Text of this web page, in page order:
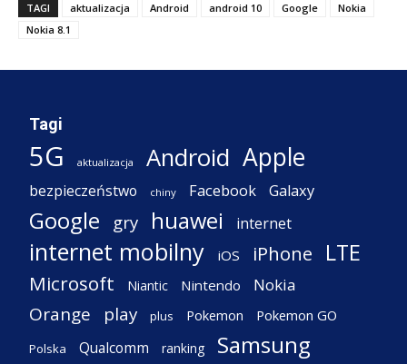
TAGI aktualizacja Android android 10 Google
Nokia
Nokia 8.1
Tagi
5G aktualizacja Android Apple
bezpieczeństwo chiny Facebook Galaxy
Google gry huawei internet
internet mobilny iOS iPhone LTE
Microsoft Niantic Nintendo Nokia
Orange play plus Pokemon Pokemon GO
Polska Qualcomm ranking Samsung